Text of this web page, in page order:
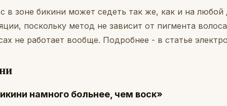
в зоне бикини может седеть так же, как и на любой
поскольку метод не зависит от пигмента
не работает вообще. Подробнее - в статье
намного больнее, чем воск»